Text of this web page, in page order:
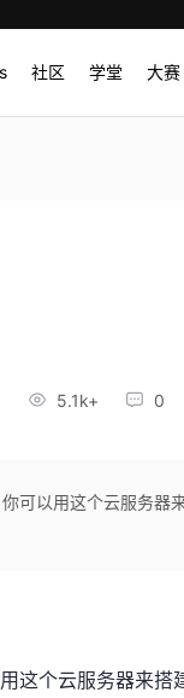
社区 学堂 大赛
5.1k+ 0
可以用这个云服务器
这个云服务器来搭